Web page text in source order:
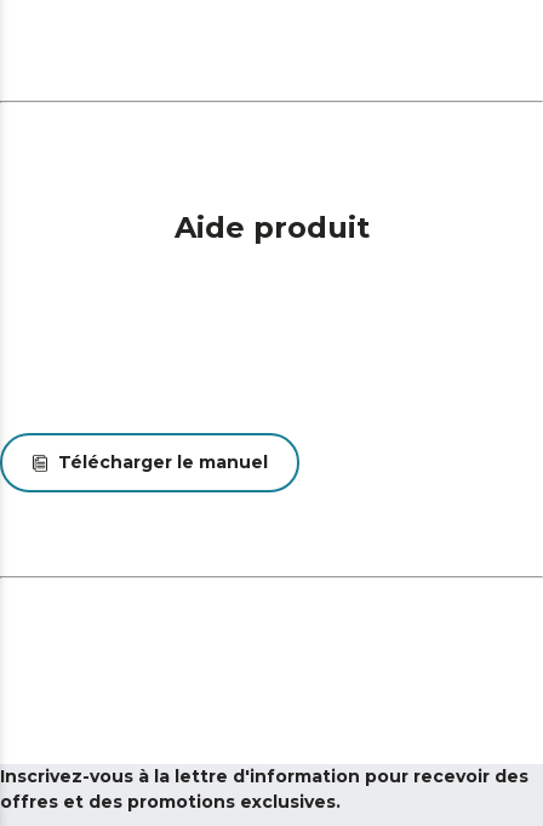
Aide produit
Télécharger le manuel
Inscrivez-vous à la lettre d'information pour recevoir des
offres et des promotions exclusives.